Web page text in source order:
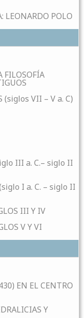
LEONARDO POLO
FILOSOFÍA
(siglos VII – V a. C)
III a. C.– siglo II
I a. C. – siglo II
III Y IV
V Y VI
EN EL CENTRO
Y